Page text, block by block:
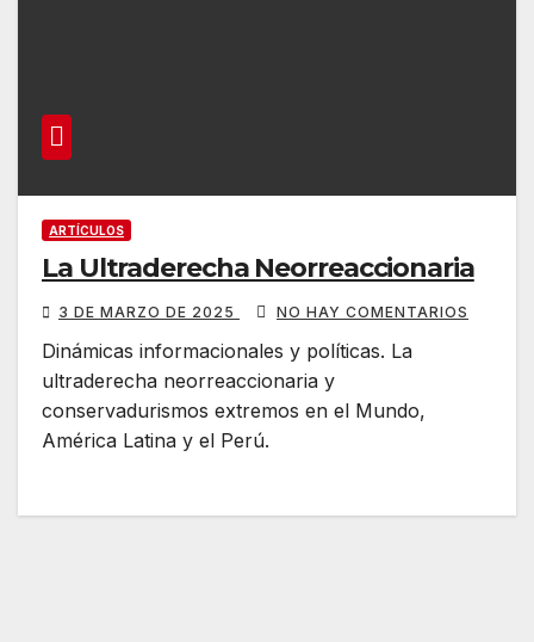
ARTÍCULOS
La Ultraderecha Neorreaccionaria
3 DE MARZO DE 2025 NO HAY COMENTARIOS
Dinámicas informacionales y políticas. La
ultraderecha neorreaccionaria y
conservadurismos extremos en el Mundo,
América Latina y el Perú.